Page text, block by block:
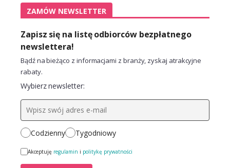
ZAMÓW NEWSLETTER
Zapisz się na listę odbiorców bezpłatnego
newslettera!
Bądź na bieżąco z informacjami z branży, zyskaj atrakcyjne
rabaty.
Wybierz newsletter:
Codzienny Tygodniowy
Akceptuję regulamin i politykę prywatności